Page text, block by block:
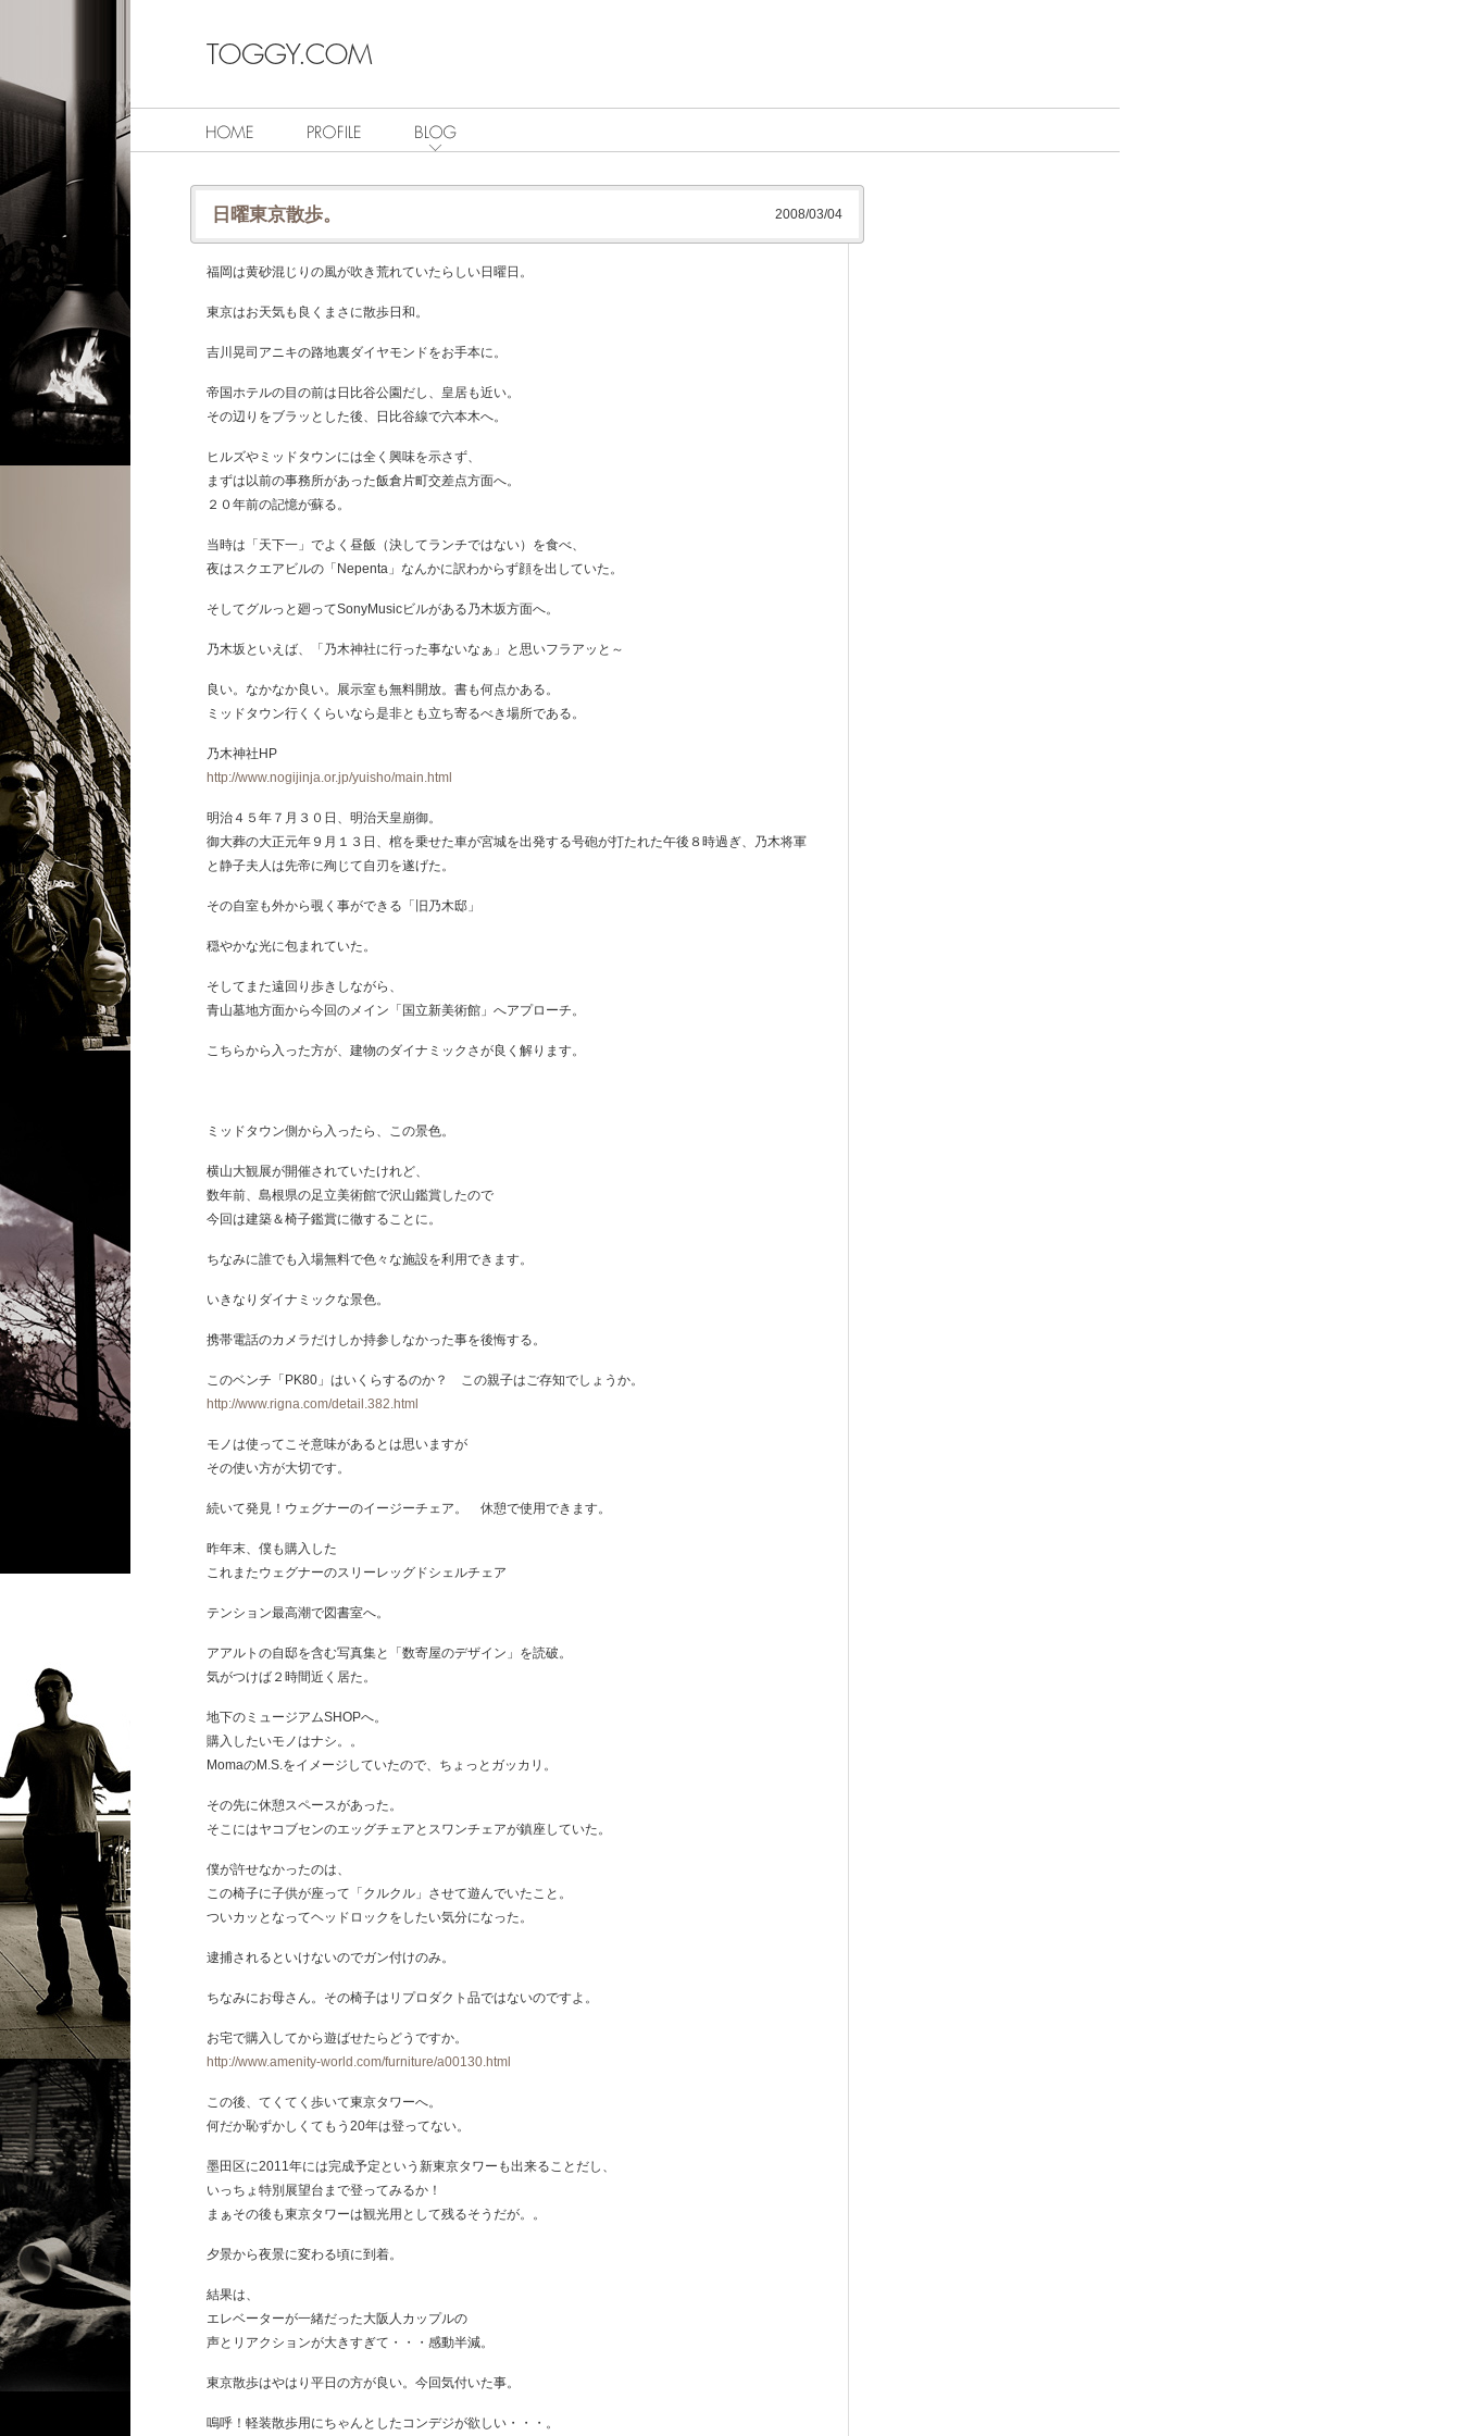
日曜東京散歩。 2008/03/04
福岡は黄砂混じりの風が吹き荒れていたらしい日曜日。
東京はお天気も良くまさに散歩日和。
吉川晃司アニキの路地裏ダイヤモンドをお手本に。
帝国ホテルの目の前は日比谷公園だし、皇居も近い。
その辺りをブラッとした後、日比谷線で六本木へ。
ヒルズやミッドタウンには全く興味を示さず、
まずは以前の事務所があった飯倉片町交差点方面へ。
２０年前の記憶が蘇る。
当時は「天下一」でよく昼飯（決してランチではない）を食べ、
夜はスクエアビルの「Nepenta」なんかに訳わからず顔を出していた。
そしてグルっと廻ってSonyMusicビルがある乃木坂方面へ。
乃木坂といえば、「乃木神社に行った事ないなぁ」と思いフラアッと～
良い。なかなか良い。展示室も無料開放。書も何点かある。
ミッドタウン行くくらいなら是非とも立ち寄るべき場所である。
乃木神社HP
http://www.nogijinja.or.jp/yuisho/main.html
明治４５年７月３０日、明治天皇崩御。
御大葬の大正元年９月１３日、棺を乗せた車が宮城を出発する号砲が打たれた午後８時過ぎ、乃木将軍
と静子夫人は先帝に殉じて自刃を遂げた。
その自室も外から覗く事ができる「旧乃木邸」
穏やかな光に包まれていた。
そしてまた遠回り歩きしながら、
青山墓地方面から今回のメイン「国立新美術館」へアプローチ。
こちらから入った方が、建物のダイナミックさが良く解ります。
ミッドタウン側から入ったら、この景色。
横山大観展が開催されていたけれど、
数年前、島根県の足立美術館で沢山鑑賞したので
今回は建築＆椅子鑑賞に徹することに。
ちなみに誰でも入場無料で色々な施設を利用できます。
いきなりダイナミックな景色。
携帯電話のカメラだけしか持参しなかった事を後悔する。
このベンチ「PK80」はいくらするのか？ この親子はご存知でしょうか。
http://www.rigna.com/detail.382.html
モノは使ってこそ意味があるとは思いますが
その使い方が大切です。
続いて発見！ウェグナーのイージーチェア。 休憩で使用できます。
昨年末、僕も購入した
これまたウェグナーのスリーレッグドシェルチェア
テンション最高潮で図書室へ。
アアルトの自邸を含む写真集と「数寄屋のデザイン」を読破。
気がつけば２時間近く居た。
地下のミュージアムSHOPへ。
購入したいモノはナシ。。
MomaのM.S.をイメージしていたので、ちょっとガッカリ。
その先に休憩スペースがあった。
そこにはヤコブセンのエッグチェアとスワンチェアが鎮座していた。
僕が許せなかったのは、
この椅子に子供が座って「クルクル」させて遊んでいたこと。
ついカッとなってヘッドロックをしたい気分になった。
逮捕されるといけないのでガン付けのみ。
ちなみにお母さん。その椅子はリプロダクト品ではないのですよ。
お宅で購入してから遊ばせたらどうですか。
http://www.amenity-world.com/furniture/a00130.html
この後、てくてく歩いて東京タワーへ。
何だか恥ずかしくてもう20年は登ってない。
墨田区に2011年には完成予定という新東京タワーも出来ることだし、
いっちょ特別展望台まで登ってみるか！
まぁその後も東京タワーは観光用として残るそうだが。。
夕景から夜景に変わる頃に到着。
結果は、
エレベーターが一緒だった大阪人カップルの
声とリアクションが大きすぎて・・・感動半減。
東京散歩はやはり平日の方が良い。今回気付いた事。
嗚呼！軽装散歩用にちゃんとしたコンデジが欲しい・・・。